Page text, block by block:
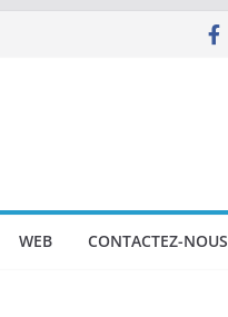
WEB CONTACTEZ-NOUS